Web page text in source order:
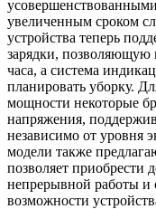
увеличенным сроком
устройства теперь
зарядки, позволяющую
часа, а система
планировать уборку.
мощности некоторые
напряжения,
независимо от уровня
модели также
позволяет приобрести
непрерывной работы и
возможности